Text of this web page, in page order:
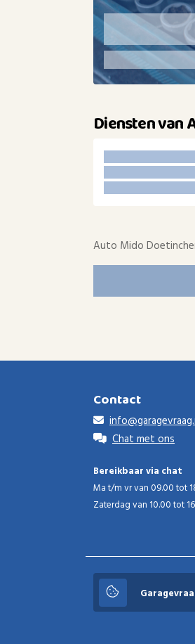
Diensten van
Auto Mido
Contact
Chat met ons
Bereikbaar via chat
Ma t/m vr van 09.00 tot
Zaterdag van 10.00 tot
Garagevraag
© 2026 Garagevraag -